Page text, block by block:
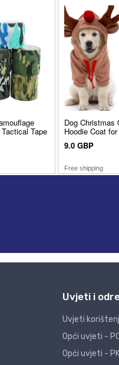
Uvjeti i
Uvjeti
Opći uvjeti -
Opći uvjeti -